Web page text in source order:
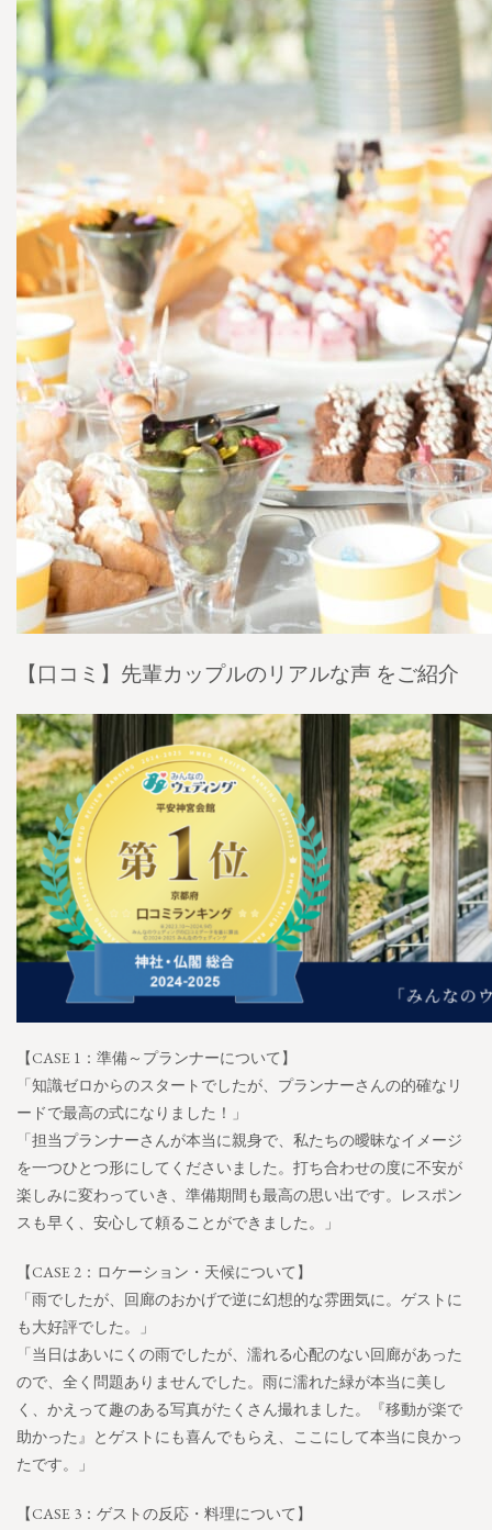
【口コミ】先輩カップルのリアルな声 をご紹介
【CASE 1：準備～プランナーについて】
「知識ゼロからのスタートでしたが、プランナーさんの的確なリ
ードで最高の式になりました！」
「担当プランナーさんが本当に親身で、私たちの曖昧なイメージ
を一つひとつ形にしてくださいました。打ち合わせの度に不安が
楽しみに変わっていき、準備期間も最高の思い出です。レスポン
スも早く、安心して頼ることができました。」
【CASE 2：ロケーション・天候について】
「雨でしたが、回廊のおかげで逆に幻想的な雰囲気に。ゲストに
も大好評でした。」
「当日はあいにくの雨でしたが、濡れる心配のない回廊があった
ので、全く問題ありませんでした。雨に濡れた緑が本当に美し
く、かえって趣のある写真がたくさん撮れました。『移動が楽で
助かった』とゲストにも喜んでもらえ、ここにして本当に良かっ
たです。」
【CASE 3：ゲストの反応・料理について】